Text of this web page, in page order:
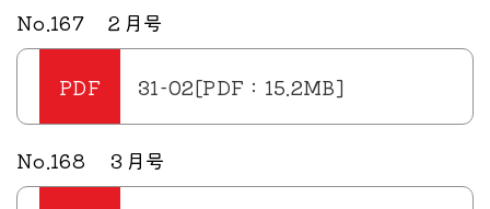
No.167 ２月号
31-02[PDF：15.2MB]
No.168 ３月号